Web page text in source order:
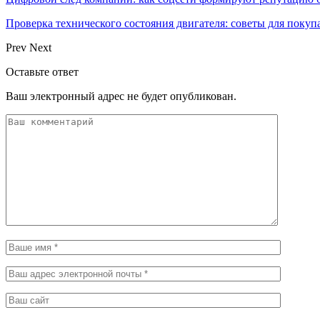
Проверка технического состояния двигателя: советы для
Prev Next
Оставьте ответ
Ваш электронный адрес не будет опубликован.